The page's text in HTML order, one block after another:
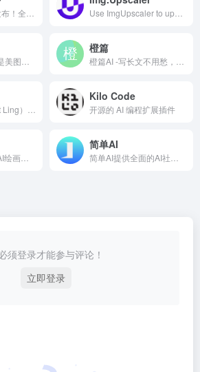
橙篇
Kilo Code
开源的 AI 编程扩展插件
简单AI
须登录才能参与评论！
立即登录